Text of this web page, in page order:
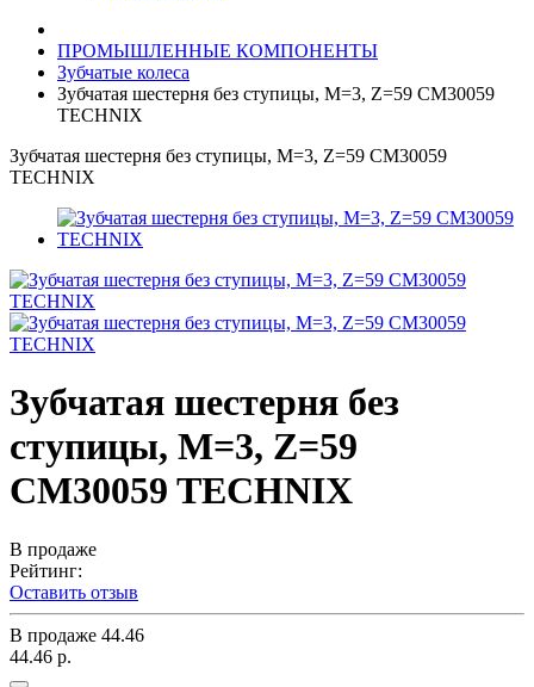
ПРОМЫШЛЕННЫЕ КОМПОНЕНТЫ
Зубчатые колеса
Зубчатая шестерня без ступицы, M=3, Z=59 CM30059
TECHNIX
Зубчатая шестерня без ступицы, M=3, Z=59 CM30059
TECHNIX
Зубчатая шестерня без
ступицы, M=3, Z=59
CM30059 TECHNIX
В продаже
Рейтинг:
Оставить отзыв
В продаже 44.46
44.46 р.